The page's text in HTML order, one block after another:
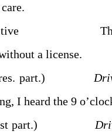
They
a license.
part.)
I heard the 9
part.)